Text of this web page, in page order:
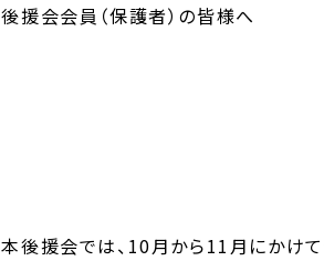
後援会会員（保護者）の皆様へ
本後援会では、10月から11月にかけ